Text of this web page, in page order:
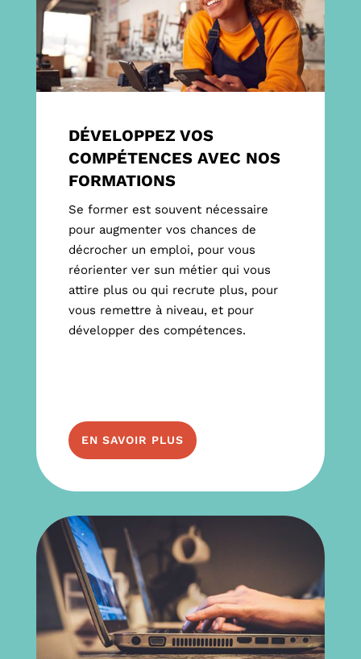
DÉVELOPPEZ VOS
COMPÉTENCES AVEC NOS
FORMATIONS
Se former est souvent nécessaire
pour augmenter vos chances de
décrocher un emploi, pour vous
réorienter ver sun métier qui vous
attire plus ou qui recrute plus, pour
vous remettre à niveau, et pour
développer des compétences.
EN SAVOIR PLUS